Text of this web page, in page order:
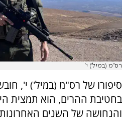
רס"מ (במיל') י'
בחטיבת ההרים, הוא תמצית
והנחושה של השנים